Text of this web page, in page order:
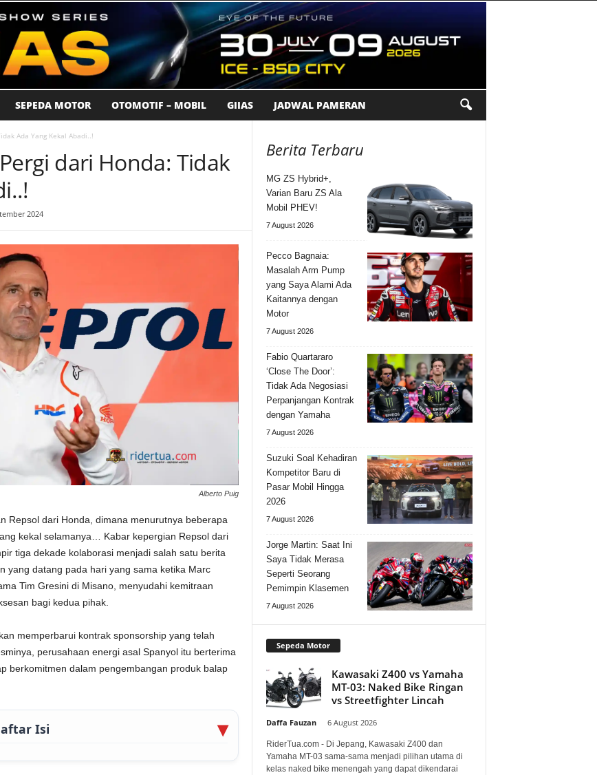
SEPEDA MOTOR OTOMOTIF – MOBIL GIIAS JADWAL PAMERAN
Ada Yang Kekal Abadi..!
dari Honda: Tidak
2024
Alberto Puig
Repsol dari Honda, dimana menurutnya beberapa
kekal selamanya… Kabar kepergian Repsol dari
tiga dekade kolaborasi menjadi salah satu berita
yang datang pada hari yang sama ketika Marc
Tim Gresini di Misano, menyudahi kemitraan
bagi kedua pihak.
memperbarui kontrak sponsorship yang telah
perusahaan energi asal Spanyol itu berterima
berkomitmen dalam pengembangan produk balap
Isi
Berita Terbaru
MG ZS Hybrid+,
Varian Baru ZS Ala
Mobil PHEV!
7 August 2026
Pecco Bagnaia:
Masalah Arm Pump
yang Saya Alami Ada
Kaitannya dengan
Motor
7 August 2026
Fabio Quartararo
‘Close The Door’:
Tidak Ada Negosiasi
Perpanjangan Kontrak
dengan Yamaha
7 August 2026
Suzuki Soal Kehadiran
Kompetitor Baru di
Pasar Mobil Hingga
2026
7 August 2026
Jorge Martin: Saat Ini
Saya Tidak Merasa
Seperti Seorang
Pemimpin Klasemen
7 August 2026
Sepeda Motor
Kawasaki Z400 vs Yamaha
MT-03: Naked Bike Ringan
vs Streetfighter Lincah
Daffa Fauzan 6 August 2026
RiderTua.com - Di Jepang, Kawasaki Z400 dan
Yamaha MT-03 sama-sama menjadi pilihan utama di
kelas naked bike menengah yang dapat dikendarai